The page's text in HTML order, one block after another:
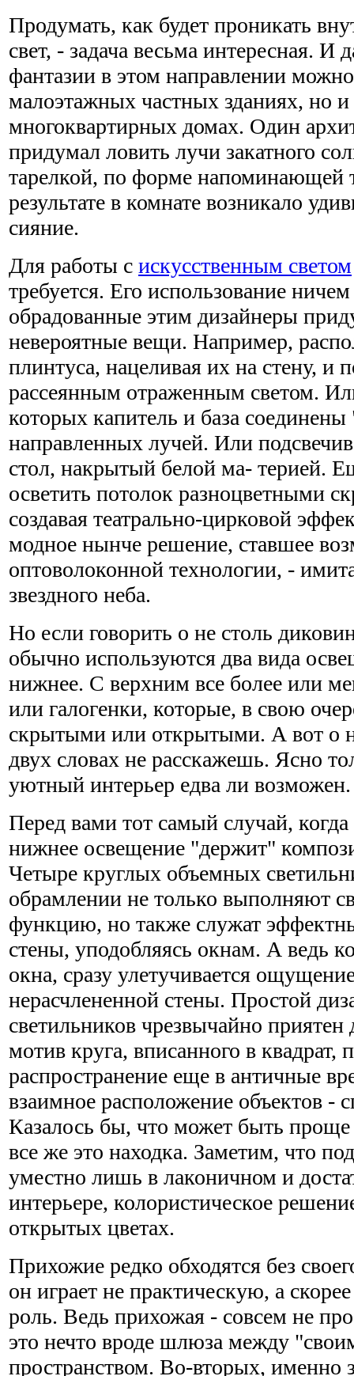
Продумать, как будет проникать
свет, - задача весьма интересная. И
фантазии в этом направлении
малоэтажных частных зданиях, но
многоквартирных домах. Один
придумал ловить лучи закатного
тарелкой, по форме напоминающей
результате в комнате возникало
сияние.
Для работы с искусственным светом
требуется. Его использование
обрадованные этим дизайнеры
невероятные вещи. Например,
плинтуса, нацеливая их на стену, и
рассеянным отраженным светом.
которых капитель и база
направленных лучей. Или
стол, накрытый белой ма- терией.
осветить потолок разноцветными
создавая театрально-цирковой
модное нынче решение, ставшее
оптоволоконной технологии, -
звездного неба.
Но если говорить о не столь
обычно используются два вида
нижнее. С верхним все более или
или галогенки, которые, в свою
скрытыми или открытыми. А вот о
двух словах не расскажешь. Ясно
уютный интерьер едва ли возможен.
Перед вами тот самый случай,
нижнее освещение "держит"
Четыре круглых объемных
обрамлении не только выполняют
функцию, но также служат
стены, уподобляясь окнам. А ведь
окна, сразу улетучивается
нерасчлененной стены. Простой
светильников чрезвычайно приятен
мотив круга, вписанного в квадрат,
распространение еще в античные
взаимное расположение объектов -
Казалось бы, что может быть
все же это находка. Заметим, что
уместно лишь в лаконичном и
интерьере, колористическое
открытых цветах.
Прихожие редко обходятся без
он играет не практическую, а
роль. Ведь прихожая - совсем не
это нечто вроде шлюза между
пространством. Во-вторых, именно